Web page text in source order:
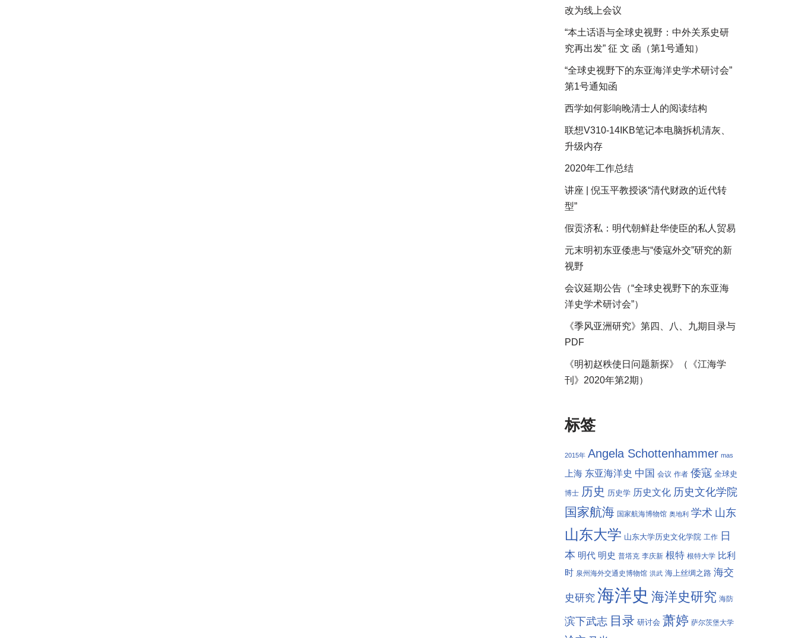
改为线上会议
“本土话语与全球史视野：中外关系史研
究再出发” 征 文 函（第1号通知）
“全球史视野下的东亚海洋史学术研讨会”
第1号通知函
西学如何影响晚清士人的阅读结构
联想V310-14IKB笔记本电脑拆机清灰、
升级内存
2020年工作总结
讲座 | 倪玉平教授谈“清代财政的近代转
型”
假贡济私：明代朝鲜赴华使臣的私人贸易
元末明初东亚倭患与“倭寇外交”研究的新
视野
会议延期公告（“全球史视野下的东亚海
洋史学术研讨会”）
《季风亚洲研究》第四、八、九期目录与
PDF
《明初赵秩使日问题新探》（《江海学
刊》2020年第2期）
标签
2015年 Angela Schottenhammer mas
上海 东亚海洋史 中国 会议 作者 倭寇 全球史
博士 历史 历史学 历史文化 历史文化学院
国家航海 国家航海博物馆 奥地利 学术 山东
山东大学 山东大学历史文化学院 工作 日
本 明代 明史 普塔克 李庆新 根特 根特大学 比利
时 泉州海外交通史博物馆 洪武 海上丝绸之路 海交
史研究 海洋史 海洋史研究 海防
滨下武志 目录 研讨会 萧婷 萨尔茨堡大学